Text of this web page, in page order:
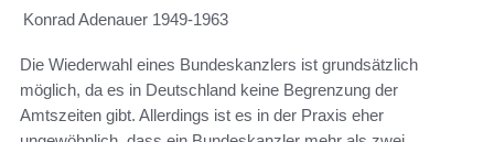
Konrad Adenauer 1949-1963
Die Wiederwahl eines Bundeskanzlers ist grundsätzlich
möglich, da es in Deutschland keine Begrenzung der
Amtszeiten gibt. Allerdings ist es in der Praxis eher